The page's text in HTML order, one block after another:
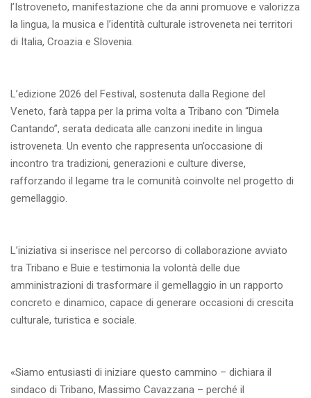
l’Istroveneto, manifestazione che da anni promuove e valorizza
la lingua, la musica e l’identità culturale istroveneta nei territori
di Italia, Croazia e Slovenia.
L’edizione 2026 del Festival, sostenuta dalla Regione del
Veneto, farà tappa per la prima volta a Tribano con “Dimela
Cantando”, serata dedicata alle canzoni inedite in lingua
istroveneta. Un evento che rappresenta un’occasione di
incontro tra tradizioni, generazioni e culture diverse,
rafforzando il legame tra le comunità coinvolte nel progetto di
gemellaggio.
L’iniziativa si inserisce nel percorso di collaborazione avviato
tra Tribano e Buie e testimonia la volontà delle due
amministrazioni di trasformare il gemellaggio in un rapporto
concreto e dinamico, capace di generare occasioni di crescita
culturale, turistica e sociale.
«Siamo entusiasti di iniziare questo cammino – dichiara il
sindaco di Tribano, Massimo Cavazzana – perché il